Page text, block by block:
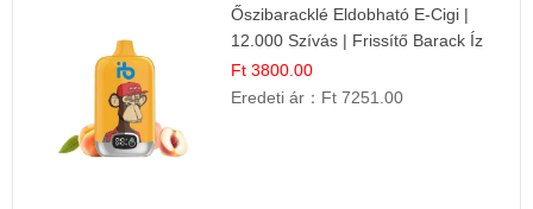
Őszibaracklé Eldobható E-Cigi |
12.000 Szívás | Frissítő Barack Íz
Ft 3800.00
Eredeti ár： Ft 7251.00